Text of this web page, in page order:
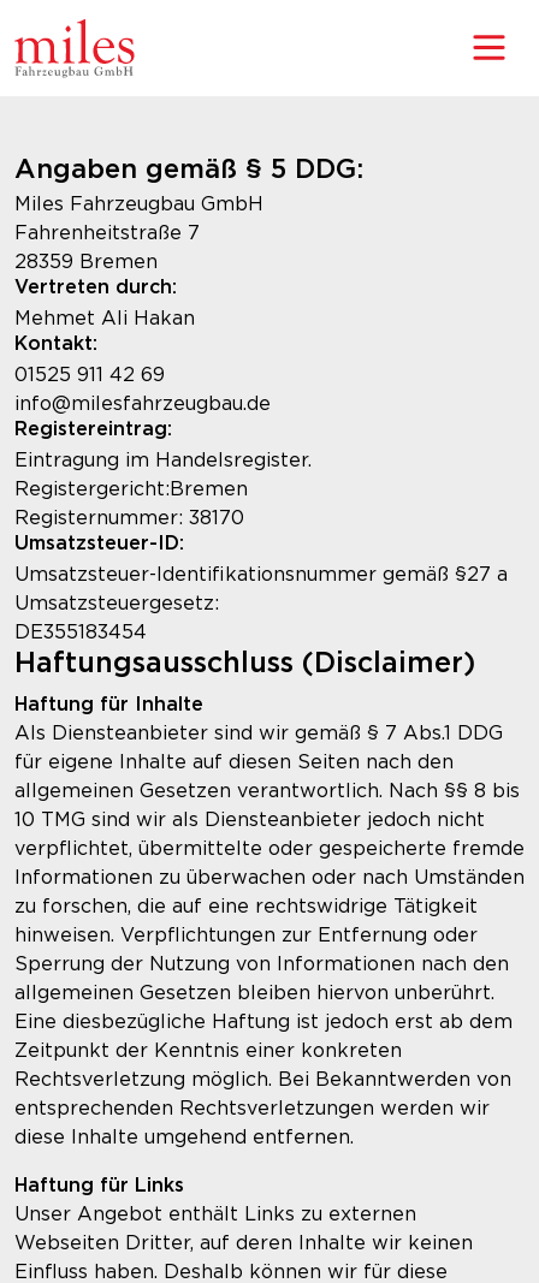
Angaben gemäß § 5 DDG:
Miles Fahrzeugbau GmbH
Fahrenheitstraße 7
28359 Bremen
Vertreten durch:
Mehmet Ali Hakan
Kontakt:
01525 911 42 69
info@milesfahrzeugbau.de
Registereintrag:
Eintragung im Handelsregister.
Registergericht:Bremen
Registernummer: 38170
Umsatzsteuer-ID:
Umsatzsteuer-Identifikationsnummer gemäß §27 a
Umsatzsteuergesetz:
DE355183454
Haftungsausschluss (Disclaimer)
Haftung für Inhalte
Als Diensteanbieter sind wir gemäß § 7 Abs.1 DDG
für eigene Inhalte auf diesen Seiten nach den
allgemeinen Gesetzen verantwortlich. Nach §§ 8 bis
10 TMG sind wir als Diensteanbieter jedoch nicht
verpflichtet, übermittelte oder gespeicherte fremde
Informationen zu überwachen oder nach Umständen
zu forschen, die auf eine rechtswidrige Tätigkeit
hinweisen. Verpflichtungen zur Entfernung oder
Sperrung der Nutzung von Informationen nach den
allgemeinen Gesetzen bleiben hiervon unberührt.
Eine diesbezügliche Haftung ist jedoch erst ab dem
Zeitpunkt der Kenntnis einer konkreten
Rechtsverletzung möglich. Bei Bekanntwerden von
entsprechenden Rechtsverletzungen werden wir
diese Inhalte umgehend entfernen.
Haftung für Links
Unser Angebot enthält Links zu externen
Webseiten Dritter, auf deren Inhalte wir keinen
Einfluss haben. Deshalb können wir für diese